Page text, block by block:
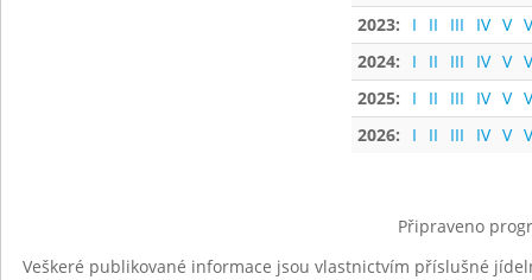
2023:
I II III IV V
2024:
I II III IV V
2025:
I II III IV V
2026:
I II III IV V
Připraveno
Veškeré publikované informace jsou vlastnictvím příslušné